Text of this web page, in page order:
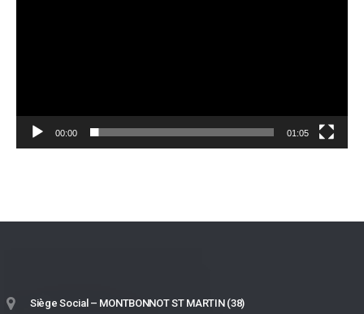
00:00 01:05
Siège Social – MONTBONNOT ST MARTIN (38)